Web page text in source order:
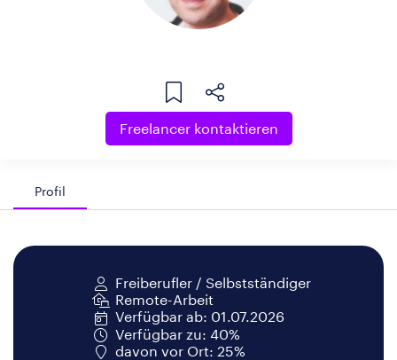
Freelancer kontaktieren
Profil
Freiberufler / Selbstständiger
Remote-Arbeit
Verfügbar ab: 01.07.2026
Verfügbar zu: 40%
davon vor Ort: 25%